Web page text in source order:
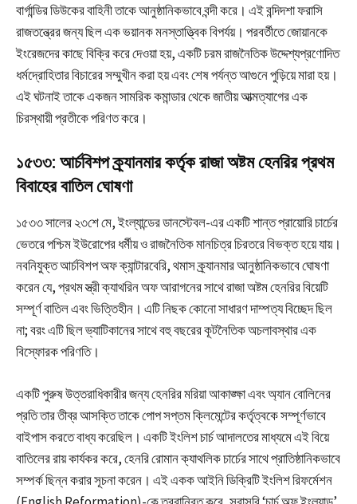
বার্গান্ডির ডিউকের বাহিনী তাকে আনুষ্ঠানিকভাবে বন্দী করে। এই বন্দিদশা ফরাসি
রাজতন্ত্রের জন্য ছিল এক ভয়ানক মনস্তাত্ত্বিক বিপর্যয়। পরবর্তীতে জোয়ানকে
ইংরেজদের কাছে বিক্রি করে দেওয়া হয়, একটি চরম রাজনৈতিক উদ্দেশ্যপ্রণোদিত
ধর্মদ্রোহিতার বিচারের সম্মুখীন করা হয় এবং শেষ পর্যন্ত আগুনে পুড়িয়ে মারা হয়।
এই ঘটনাই তাকে একজন সামরিক কমান্ডার থেকে জাতীয় আত্মত্যাগের এক
চিরস্থায়ী প্রতীকে পরিণত করে।
১৫৩৩: আর্চবিশপ ক্র্যানমার কর্তৃক রাজা অষ্টম হেনরির প্রথম
বিবাহের বাতিল ঘোষণা
১৫৩৩ সালের ২৩শে মে, ইংল্যান্ডের ডানস্টেবল-এর একটি শান্ত প্রায়োরি চার্চের
ভেতরে পশ্চিম ইউরোপের ধর্মীয় ও রাজনৈতিক মানচিত্র চিরতরে বিভক্ত হয়ে যায়।
নবনিযুক্ত আর্চবিশপ অফ ক্যান্টারবেরি, থমাস ক্র্যানমার আনুষ্ঠানিকভাবে ঘোষণা
করেন যে, প্রথম স্ত্রী ক্যাথরিন অফ আরাগনের সাথে রাজা অষ্টম হেনরির বিয়েটি
সম্পূর্ণ বাতিল এবং ভিত্তিহীন। এটি নিছক কোনো সাধারণ দাম্পত্য বিচ্ছেদ ছিল
না; বরং এটি ছিল ভ্যাটিকানের সাথে বহু বছরের কূটনৈতিক অচলাবস্থার এক
বিস্ফোরক পরিণতি।
একটি পুরুষ উত্তরাধিকারীর জন্য হেনরির মরিয়া আকাঙ্ক্ষা এবং অ্যান বোলিনের
প্রতি তার তীব্র আসক্তি তাকে পোপ সপ্তম ক্লিমেন্টের কর্তৃত্বকে সম্পূর্ণভাবে
বাইপাস করতে বাধ্য করেছিল। একটি ইংলিশ চার্চ আদালতের মাধ্যমে এই বিয়ে
বাতিলের রায় কার্যকর করে, হেনরি রোমান ক্যাথলিক চার্চের সাথে প্রাতিষ্ঠানিকভাবে
সম্পর্ক ছিন্ন করার সূচনা করেন। এই একক আইনি ডিক্রিটি ইংলিশ রিফর্মেশন